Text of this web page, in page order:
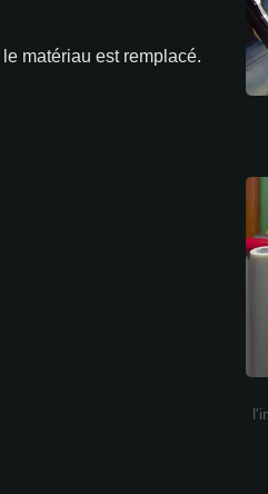
matériau est remplacé.